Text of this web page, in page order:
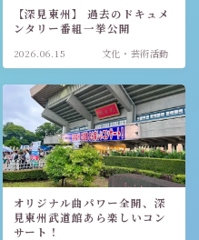
【深見東州】 過去のドキュメ
ンタリー番組一挙公開
2026.06.15 文化・芸術活動
オリジナル曲パワー全開、深
見東州武道館あら楽しいコン
サート！